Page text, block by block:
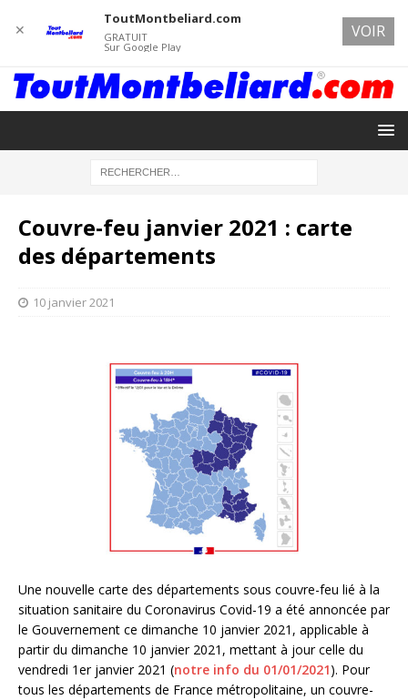
Couvre-feu janvier 2021 : carte
des départements
10 janvier 2021
Une nouvelle carte des départements sous couvre-feu lié à la
situation sanitaire du Coronavirus Covid-19 a été annoncée par
le Gouvernement ce dimanche 10 janvier 2021, applicable à
partir du dimanche 10 janvier 2021, mettant à jour celle du
vendredi 1er janvier 2021 (notre info du 01/01/2021). Pour
tous les départements de France métropolitaine, un couvre-
✕
ToutMontbeliard.com
GRATUIT
Sur Google Play
VOIR